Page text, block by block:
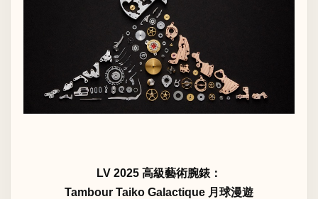
LV 2025 高級藝術腕錶：
Tambour Taiko Galactique 月球漫遊